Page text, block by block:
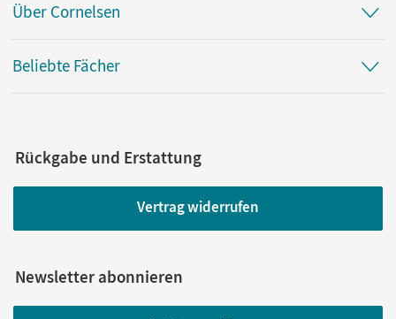
Über Cornelsen
Beliebte Fächer
Rückgabe und Erstattung
Vertrag widerrufen
Newsletter abonnieren